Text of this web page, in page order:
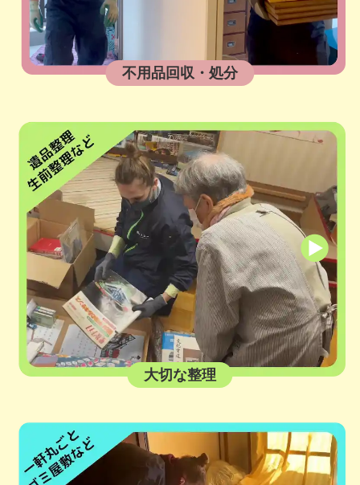
不用品回収・処分
大切な整理